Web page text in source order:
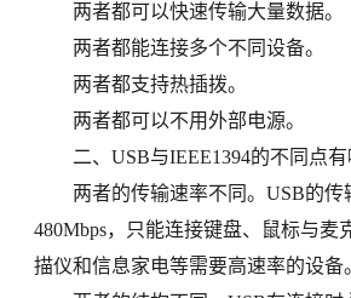
两者都可以快速传输大量数据。
两者都能连接多个不同设备。
两者都支持热插拨。
两者都可以不用外部电源。
二、USB与IEEE1394的不同点有
两者的传输速率不同。USB的传
480Mbps，只能连接键盘、鼠标与麦
描仪和信息家电等需要高速率的设备